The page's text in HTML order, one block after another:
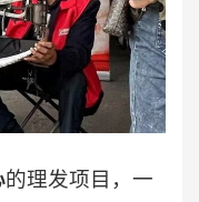
的理发项目，一